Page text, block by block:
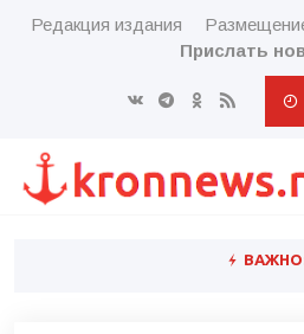
Редакция издания
Прислать